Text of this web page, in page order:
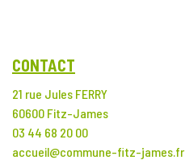
CONTACT
21 rue Jules FERRY
60600 Fitz-James
03 44 68 20 00
accueil@commune-fitz-james.fr